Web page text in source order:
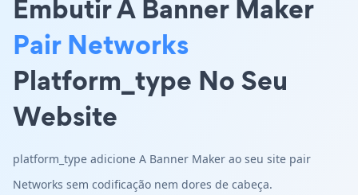
Embutir A Banner Maker
Pair Networks
Platform_type No Seu
Website
platform_type adicione A Banner Maker ao seu site pair
Networks sem codificação nem dores de cabeça.